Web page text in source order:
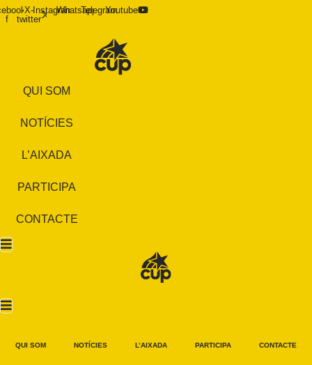
f
X-
twitter
InstagramWhatsappTelegramYoutube
QUI SOM
NOTÍCIES
L’AIXADA
PARTICIPA
CONTACTE
QUI SOM NOTÍCIES L’AIXADA PARTICIPA CONTACTE